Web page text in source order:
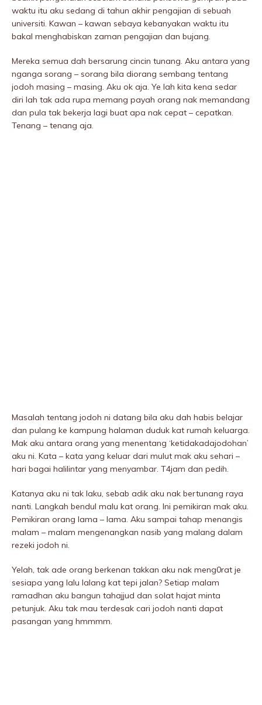
waktu itu aku sedang di tahun akhir pengajian di sebuah
universiti. Kawan – kawan sebaya kebanyakan waktu itu
bakal menghabiskan zaman pengajian dan bujang.
Mereka semua dah bersarung cincin tunang. Aku antara yang
nganga sorang – sorang bila diorang sembang tentang
jodoh masing – masing. Aku ok aja. Ye lah kita kena sedar
diri lah tak ada rupa memang payah orang nak memandang
dan pula tak bekerja lagi buat apa nak cepat – cepatkan.
Tenang – tenang aja.
Masalah tentang jodoh ni datang bila aku dah habis belajar
dan pulang ke kampung halaman duduk kat rumah keluarga.
Mak aku antara orang yang menentang ‘ketidakadajodohan’
aku ni. Kata – kata yang keluar dari mulut mak aku sehari –
hari bagai haliIintar yang menyambar. T4jam dan pedih.
Katanya aku ni tak laku, sebab adik aku nak bertunang raya
nanti. Langkah benduI malu kat orang. Ini pemikiran mak aku.
Pemikiran orang lama – lama. Aku sampai tahap menangis
malam – malam mengenangkan nasib yang maIang dalam
rezeki jodoh ni.
Yelah, tak ade orang berkenan takkan aku nak meng0rat je
sesiapa yang lalu lalang kat tepi jalan? Setiap malam
ramadhan aku bangun tahajjud dan solat hajat minta
petunjuk. Aku tak mau terdesak cari jodoh nanti dapat
pasangan yang hmmmm.